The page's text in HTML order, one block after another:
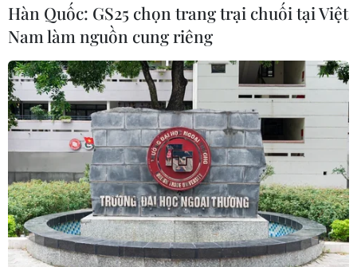
Hàn Quốc: GS25 chọn trang trại chuối tại Việt
Nam làm nguồn cung riêng